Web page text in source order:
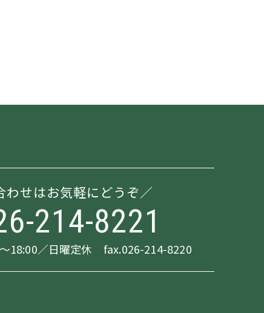
わせはお気軽にどうぞ
214-8221
～18:00／日曜定休 fax.026-214-8220